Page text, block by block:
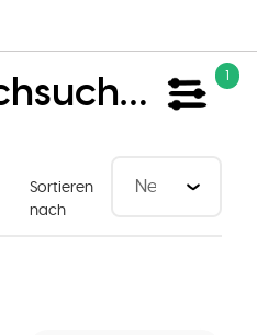
Artikel durchsuchen 1
Sortieren
nach